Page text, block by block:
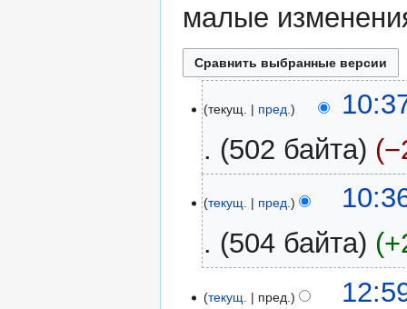
малые
августа
2020
текущ. пред.
502 байта
е
с
текущ. пред.
504 байта
е
апрелятекущ. пред.